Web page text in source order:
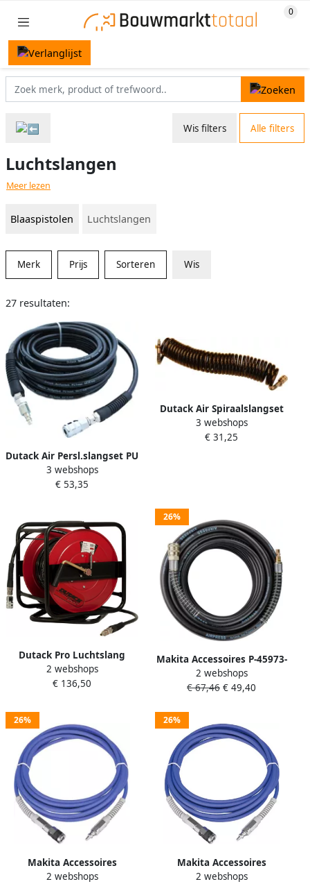
Wis filters Alle filters
Luchtslangen
Meer lezen
Blaaspistolen Luchtslangen
Merk Prijs Sorteren Wis
27 resultaten:
Dutack Air Persl.slangset PU
zw 10m 8x12mm 12 bar
4844047
3 webshops
€ 53,35
Dutack Air Spiraalslangset
PU zw7.5 m 8x12mm 10 bar
4844045
3 webshops
€ 31,25
Dutack Pro Luchtslang
haspel 30 m. 8 12 mm. PUR
12 bar orion | Mtools
2 webshops
€ 136,50
26%
Makita Accessoires P-45973-
20 | Luchtslang | 20 meter
| 8mm | 8bar P-45973-20
2 webshops
€ 67,46 € 49,40
26%
Makita Accessoires
Luchtslang 15mtr B-80014
2 webshops
26%
Makita Accessoires
Luchtslang 7 5mtr B-80036
2 webshops